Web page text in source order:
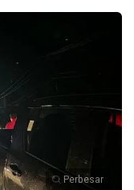
Perbesar